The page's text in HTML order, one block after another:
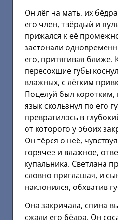
Он лёг на мать, их
его член, твёрдый и
прижался к её
застонали
его, притягивая ближе.
пересохшие губы
влажных, с лёгким
Поцелуй был коротким,
язык скользнул по его
превратилось в
от которого у обоих
Он тёрся о неё,
горячее и влажное,
купальника. Светлана
словно приглашая, и
наклонился, обхватив
Она закричала, спина
сжали его бёдра. Он